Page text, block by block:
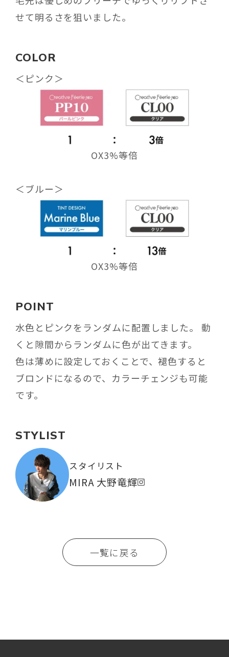
せて明るさを狙いました。
COLOR
＜ピンク＞
OX3%等倍
＜ブルー＞
OX3%等倍
POINT
水色とピンクをランダムに配置しました。 動
くと隙間からランダムに色が出てきます。
色は薄めに設定しておくことで、褪色すると
ブロンドになるので、カラーチェンジも可能
です。
STYLIST
スタイリスト
MIRA 大野竜輝
一覧に戻る